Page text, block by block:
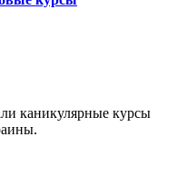
каникулярные курсы